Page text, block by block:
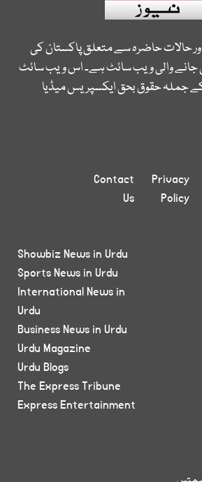
حالات حاضرہ سے متعلق پاکستان کی
والی ویب سائٹ ہے۔ اس ویب سائٹ
کے جملہ حقوق بحق ایکسپریس میڈیا
Privacy
Policy
Contact
Us
Showbiz News in Urdu
Sports News in Urdu
International News in
Urdu
Business News in Urdu
Urdu Magazine
Urdu Blogs
The Express Tribune
Express Entertainment